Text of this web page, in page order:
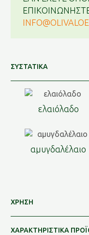
ΣΥΣΤΑΤΙΚΑ
ελαιόλαδο
αμυγδαλέλαιο
ΧΡΗΣΗ
ΧΑΡΑΚΤΗΡΙΣΤΙΚΑ